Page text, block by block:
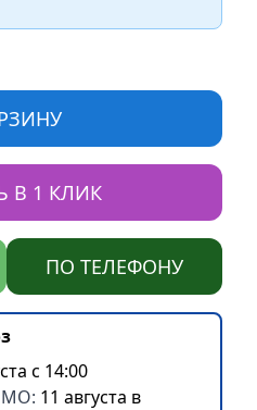
В 1 КЛИК
ПО ТЕЛЕФОНУ
с 14:00
МО: 11 августа в